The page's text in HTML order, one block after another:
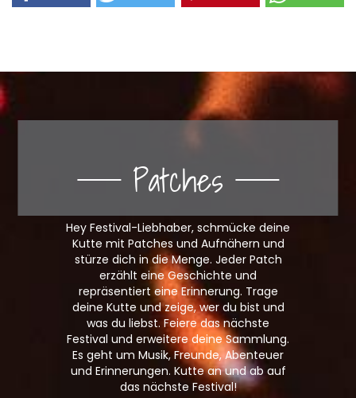
Patches
Hey Festival-Liebhaber, schmücke deine
Kutte mit Patches und Aufnähern und
stürze dich in die Menge. Jeder Patch
erzählt eine Geschichte und
repräsentiert eine Erinnerung. Trage
deine Kutte und zeige, wer du bist und
was du liebst. Feiere das nächste
Festival und erweitere deine Sammlung.
Es geht um Musik, Freunde, Abenteuer
und Erinnerungen. Kutte an und ab auf
das nächste Festival!